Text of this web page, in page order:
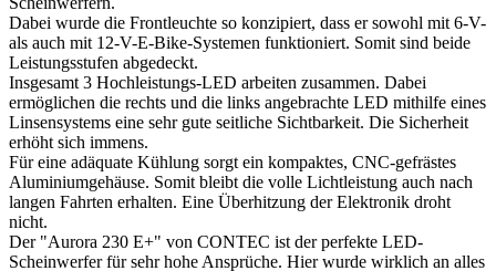
Dabei wurde die Frontleuchte so konzipiert, dass er sowohl mit 6-V-
als auch mit 12-V-E-Bike-Systemen funktioniert. Somit sind beide
Leistungsstufen abgedeckt.
Insgesamt 3 Hochleistungs-LED arbeiten zusammen. Dabei
ermöglichen die rechts und die links angebrachte LED mithilfe eines
Linsensystems eine sehr gute seitliche Sichtbarkeit. Die Sicherheit
erhöht sich immens.
Für eine adäquate Kühlung sorgt ein kompaktes, CNC-gefrästes
Aluminiumgehäuse. Somit bleibt die volle Lichtleistung auch nach
langen Fahrten erhalten. Eine Überhitzung der Elektronik droht
nicht.
Der "Aurora 230 E+" von CONTEC ist der perfekte LED-
Scheinwerfer für sehr hohe Ansprüche. Hier wurde wirklich an alles